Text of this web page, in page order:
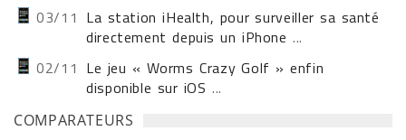
03/11 La station iHealth, pour surveiller sa santé
directement depuis un iPhone ...
02/11 Le jeu « Worms Crazy Golf » enfin
disponible sur iOS ...
COMPARATEURS